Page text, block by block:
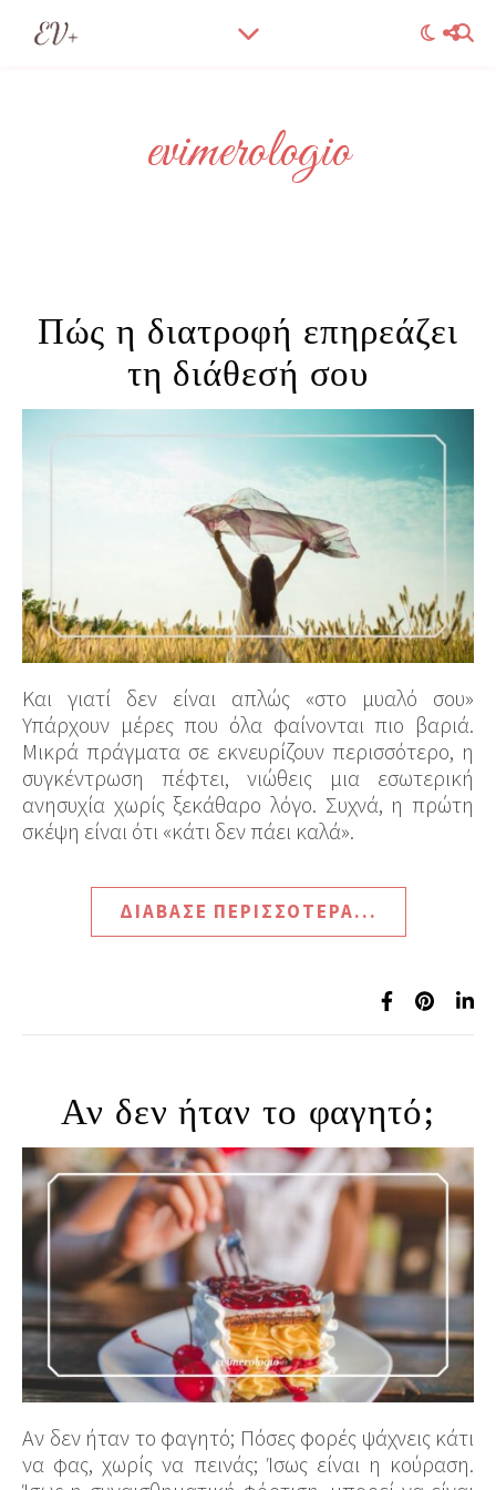
evimerologio
Πώς η διατροφή επηρεάζει
τη διάθεσή σου
Και γιατί δεν είναι απλώς «στο μυαλό σου»
Υπάρχουν μέρες που όλα φαίνονται πιο βαριά.
Μικρά πράγματα σε εκνευρίζουν περισσότερο, η
συγκέντρωση πέφτει, νιώθεις μια εσωτερική
ανησυχία χωρίς ξεκάθαρο λόγο. Συχνά, η πρώτη
σκέψη είναι ότι «κάτι δεν πάει καλά».
ΔΙΆΒΑΣΕ ΠΕΡΙΣΣΌΤΕΡΑ...
Αν δεν ήταν το φαγητό;
Αν δεν ήταν το φαγητό; Πόσες φορές ψάχνεις κάτι
να φας, χωρίς να πεινάς; Ίσως είναι η κούραση.